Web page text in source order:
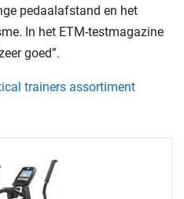
pedaalafstand en het
In het ETM-testmagazine
goed”.
trainers assortiment